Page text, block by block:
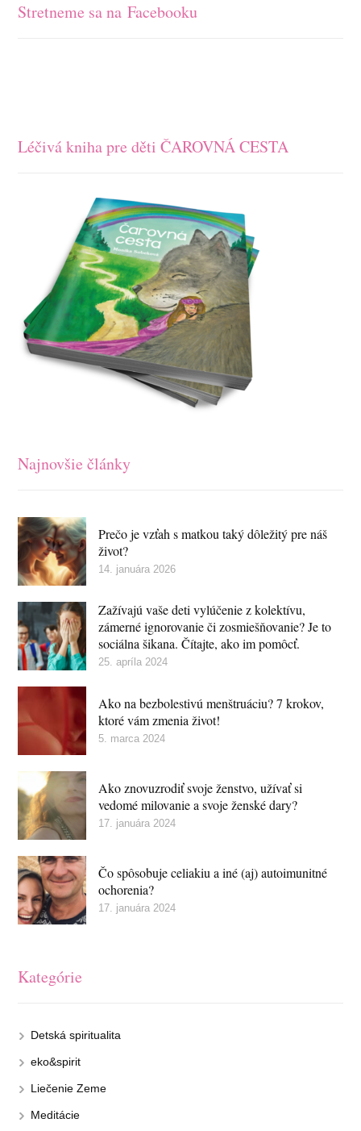
Stretneme sa na Facebooku
Léčivá kniha pre děti ČAROVNÁ CESTA
Najnovšie články
Prečo je vzťah s matkou taký dôležitý pre náš
život?
14. januára 2026
Zažívajú vaše deti vylúčenie z kolektívu,
zámerné ignorovanie či zosmiešňovanie? Je to
sociálna šikana. Čítajte, ako im pomôcť.
25. apríla 2024
Ako na bezbolestivú menštruáciu? 7 krokov,
ktoré vám zmenia život!
5. marca 2024
Ako znovuzrodiť svoje ženstvo, užívať si
vedomé milovanie a svoje ženské dary?
17. januára 2024
Čo spôsobuje celiakiu a iné (aj) autoimunitné
ochorenia?
17. januára 2024
Kategórie
Detská spiritualita
eko&spirit
Liečenie Zeme
Meditácie